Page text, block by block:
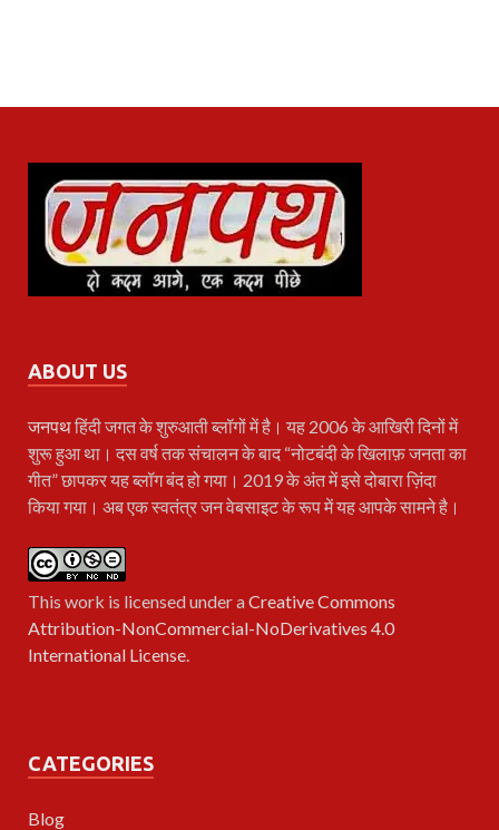
ABOUT US
जनपथहिंदी जगत के शुरुआती ब्लॉगों में है। यह 2006 के आखिरी दिनों में
शुरू हुआ था। दस वर्ष तक संचालन के बाद “नोटबंदी के खिलाफ़ जनता का
गीत” छापकर यह ब्लॉग बंद हो गया। 2019 के अंत में इसे दोबारा ज़िंदा
किया गया। अब एक स्वतंत्र जन वेबसाइट के रूप में यह आपके सामने है।
This work is licensed under aCreative Commons
Attribution-NonCommercial-NoDerivatives 4.0
International License.
CATEGORIES
Blog